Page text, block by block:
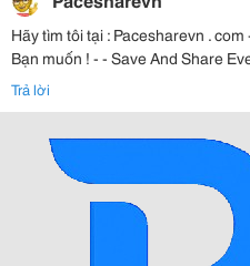
Hãy tìm tôi tại : Pacesharevn .
Bạn muốn ! - ​ - Save And Share
Trả lời